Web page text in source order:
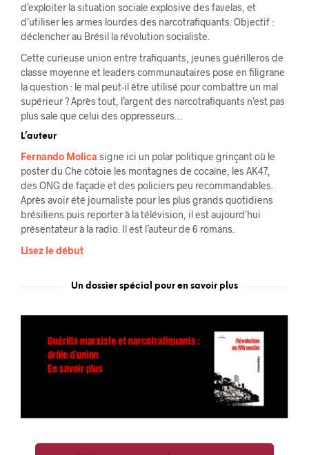
d’exploiter la situation sociale explosive des favelas, et
d’utiliser les armes lourdes des narcotrafiquants. Objectif :
déclencher au Brésil la révolution socialiste.
Cette curieuse union entre trafiquants, jeunes guérilleros de
classe moyenne et leaders communautaires pose en filigrane
la question : le mal peut-il être utilisé pour combattre un mal
supérieur ? Après tout, l’argent des narcotrafiquants n’est pas
plus sale que celui des oppresseurs…
L’auteur
Fernando Molica signe ici un polar politique grinçant où le
poster du Che côtoie les montagnes de cocaïne, les AK47,
des ONG de façade et des policiers peu recommandables.
Après avoir été journaliste pour les plus grands quotidiens
brésiliens puis reporter à la télévision, il est aujourd’hui
présentateur à la radio. Il est l’auteur de 6 romans.
Lisez le début
Un dossier spécial pour en savoir plus